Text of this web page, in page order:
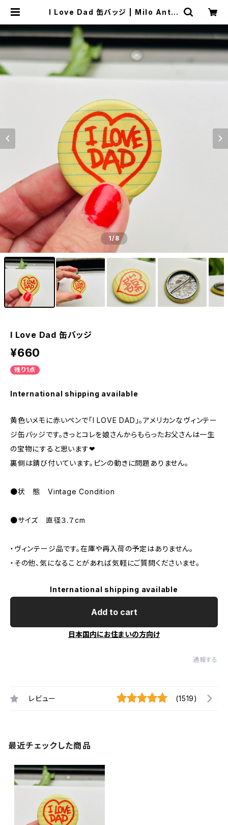
I Love Dad 缶バッジ | Milo Antiq
1/8
I Love Dad 缶バッジ
¥660
残り1点
International shipping available
黄色いメモに赤いペンで「I LOVE DAD」。アメリカンなヴィンテー
ジ缶バッジです。きっとコレを娘さんからもらったお父さんは一生
の宝物にすると思います❤︎
裏側は錆び付いています。ピンの動きに問題ありません。
●状 態 Vintage Condition
●サイズ 直径３.７cm
・ヴィンテージ品です。在庫や再入荷の予定はありません。
・その他、気になることがあれば気軽にご質問くださいませ。
International shipping available
Add to cart
日本国内にお住まいの方向け
通報する
レビュー (1519)
最近チェックした商品